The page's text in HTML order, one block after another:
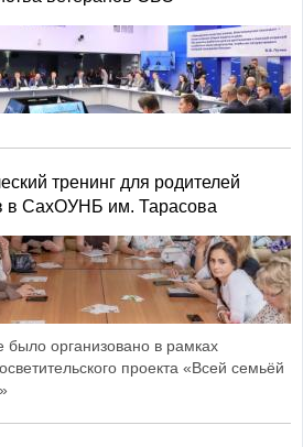
тренинг для родителей
в СахОУНБ им. Тарасова
было организовано в рамках
проекта «Всей семьёй